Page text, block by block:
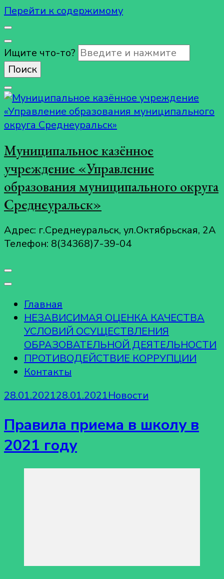
Перейти к содержимому
Ищите что-то?
Муниципальное казённое
учреждение «Управление
образования муниципального округа
Среднеуральск»
Адрес: г.Среднеуральск, ул.Октябрьская, 2А
Телефон: 8(34368)7-39-04
Главная
НЕЗАВИСИМАЯ ОЦЕНКА КАЧЕСТВА
УСЛОВИЙ ОСУЩЕСТВЛЕНИЯ
ОБРАЗОВАТЕЛЬНОЙ ДЕЯТЕЛЬНОСТИ
ПРОТИВОДЕЙСТВИЕ КОРРУПЦИИ
Контакты
28.01.202128.01.2021Новости
Правила приема в школу в
2021 году